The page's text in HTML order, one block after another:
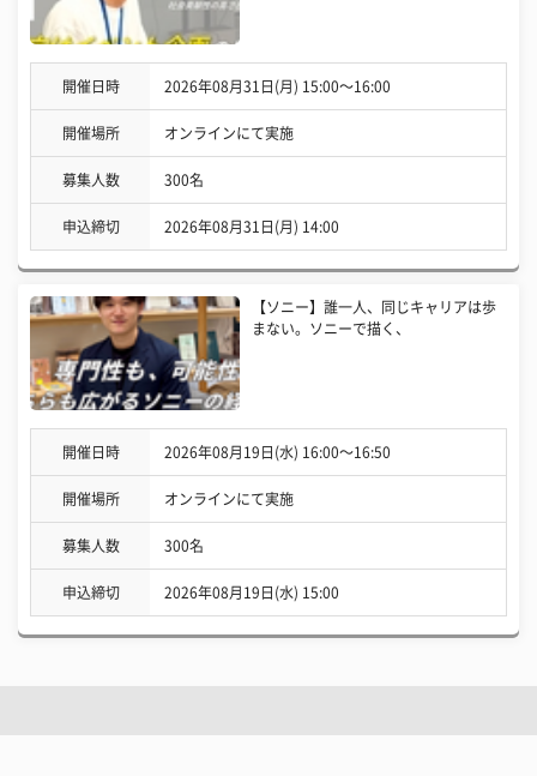
開催日時 2026年08月31日(月) 15:00〜16:00
開催場所 オンラインにて実施
募集人数 300名
申込締切 2026年08月31日(月) 14:00
【ソニー】誰一人、同じキャリアは歩
まない。ソニーで描く、
開催日時 2026年08月19日(水) 16:00〜16:50
開催場所 オンラインにて実施
募集人数 300名
申込締切 2026年08月19日(水) 15:00